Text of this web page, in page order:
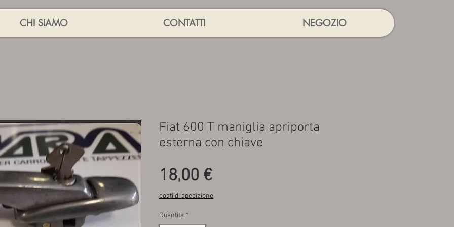
CHI SIAMO CONTATTI NEGOZIO
Fiat 600 T maniglia apriporta
esterna con chiave
18,00 €Prezzo
costi di spedizione
Quantità *